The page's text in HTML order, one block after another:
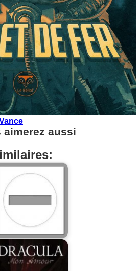
aimerez aussi